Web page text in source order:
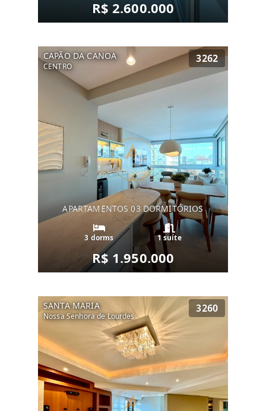
R$ 2.600.000
CAPÃO DA CANOA
CENTRO
3262
APARTAMENTOS 03 DORMITÓRIOS
3 dorms 1 suíte
R$ 1.950.000
SANTA MARIA
Nossa Senhora de Lourdes
3260